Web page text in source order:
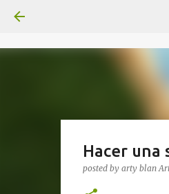
Hacer una
posted by arty blan